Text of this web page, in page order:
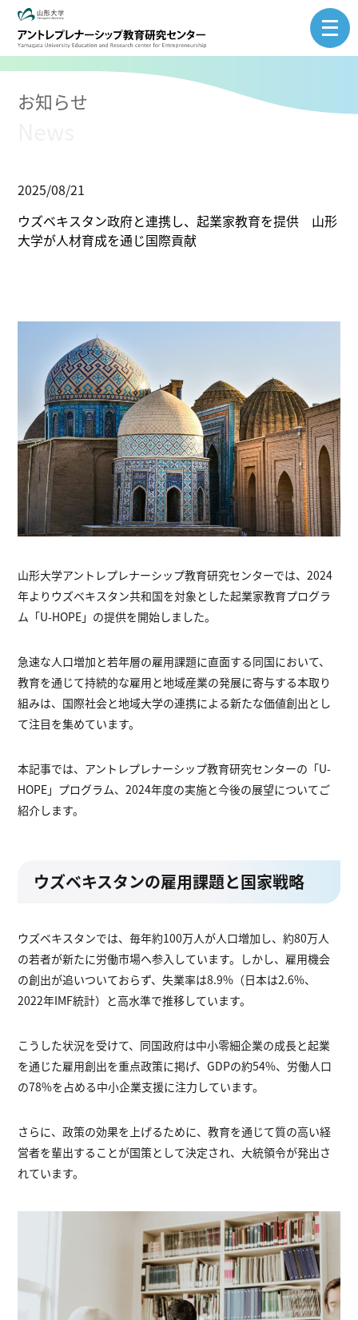
Skip
content
お知らせ
2025/08/21
ウズベキスタン政府と連携し、起業家教育を提供 山形
大学が人材育成を通じ国際貢献
山形大学アントレプレナーシップ教育研究センターでは、2024
年よりウズベキスタン共和国を対象とした起業家教育プログラ
ム「U-HOPE」の提供を開始しました。
急速な人口増加と若年層の雇用課題に直面する同国において、
教育を通じて持続的な雇用と地域産業の発展に寄与する本取り
組みは、国際社会と地域大学の連携による新たな価値創出とし
て注目を集めています。
本記事では、アントレプレナーシップ教育研究センターの「U-
HOPE」プログラム、2024年度の実施と今後の展望についてご
紹介します。
ウズベキスタンの雇用課題と国家戦略
ウズベキスタンでは、毎年約100万人が人口増加し、約80万人
の若者が新たに労働市場へ参入しています。しかし、雇用機会
の創出が追いついておらず、失業率は8.9%（日本は2.6%、
2022年IMF統計）と高水準で推移しています。
こうした状況を受けて、同国政府は中小零細企業の成長と起業
を通じた雇用創出を重点政策に掲げ、GDPの約54%、労働人口
の78%を占める中小企業支援に注力しています。
さらに、政策の効果を上げるために、教育を通じて質の高い経
営者を輩出することが国策として決定され、大統領令が発出さ
れています。